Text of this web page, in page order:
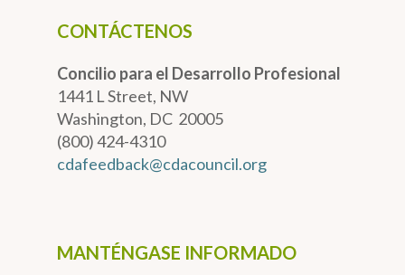
CONTÁCTENOS
Concilio para el Desarrollo Profesional
1441 L Street, NW
Washington, DC 20005
(800) 424-4310
cdafeedback@cdacouncil.org
MANTÉNGASE INFORMADO